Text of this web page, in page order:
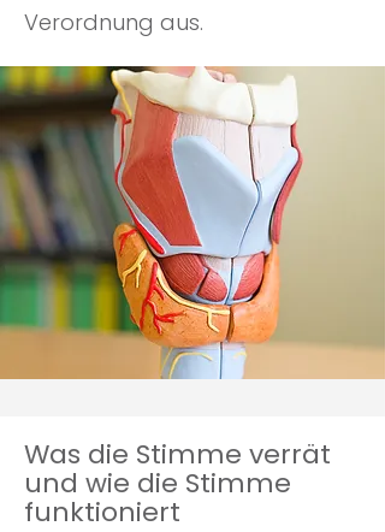
Verordnung aus.
Was die Stimme verrät
und wie die Stimme
funktioniert